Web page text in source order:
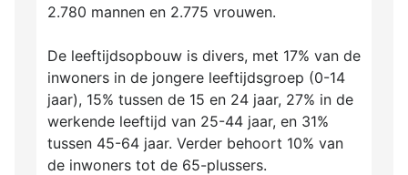
2.780 mannen en 2.775 vrouwen.
De leeftijdsopbouw is divers, met 17% van de
inwoners in de jongere leeftijdsgroep (0-14
jaar), 15% tussen de 15 en 24 jaar, 27% in de
werkende leeftijd van 25-44 jaar, en 31%
tussen 45-64 jaar. Verder behoort 10% van
de inwoners tot de 65-plussers.